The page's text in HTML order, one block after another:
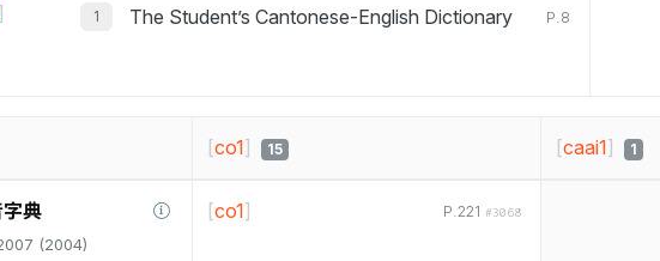
] The Student’s Cantonese-English Dictionary P.8
[co1] 15 [caai1] 1
典
(2004)
P.221 #3068
[co1]